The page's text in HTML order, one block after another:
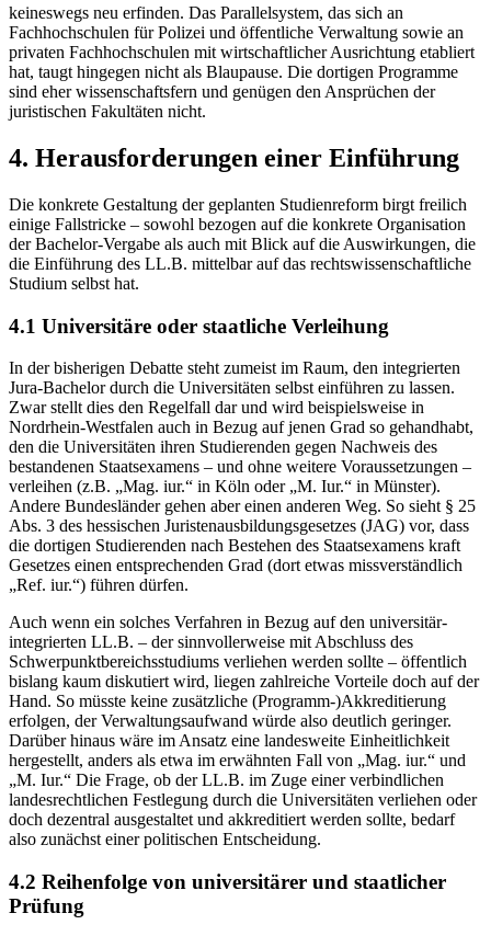
keineswegs neu erfinden. Das Parallelsystem, das sich an
Fachhochschulen für Polizei und öffentliche Verwaltung sowie an
privaten Fachhochschulen mit wirtschaftlicher Ausrichtung etabliert
hat, taugt hingegen nicht als Blaupause. Die dortigen Programme
sind eher wissenschaftsfern und genügen den Ansprüchen der
juristischen Fakultäten nicht.
4. Herausforderungen einer Einführung
Die konkrete Gestaltung der geplanten Studienreform birgt freilich
einige Fallstricke – sowohl bezogen auf die konkrete Organisation
der Bachelor-Vergabe als auch mit Blick auf die Auswirkungen, die
die Einführung des LL.B. mittelbar auf das rechtswissenschaftliche
Studium selbst hat.
4.1 Universitäre oder staatliche Verleihung
In der bisherigen Debatte steht zumeist im Raum, den integrierten
Jura-Bachelor durch die Universitäten selbst einführen zu lassen.
Zwar stellt dies den Regelfall dar und wird beispielsweise in
Nordrhein-Westfalen auch in Bezug auf jenen Grad so gehandhabt,
den die Universitäten ihren Studierenden gegen Nachweis des
bestandenen Staatsexamens – und ohne weitere Voraussetzungen –
verleihen (z.B. „Mag. iur.“ in Köln oder „M. Iur.“ in Münster).
Andere Bundesländer gehen aber einen anderen Weg. So sieht § 25
Abs. 3 des hessischen Juristenausbildungsgesetzes (JAG) vor, dass
die dortigen Studierenden nach Bestehen des Staatsexamens kraft
Gesetzes einen entsprechenden Grad (dort etwas missverständlich
„Ref. iur.“) führen dürfen.
Auch wenn ein solches Verfahren in Bezug auf den universitär-
integrierten LL.B. – der sinnvollerweise mit Abschluss des
Schwerpunktbereichsstudiums verliehen werden sollte – öffentlich
bislang kaum diskutiert wird, liegen zahlreiche Vorteile doch auf der
Hand. So müsste keine zusätzliche (Programm-)Akkreditierung
erfolgen, der Verwaltungsaufwand würde also deutlich geringer.
Darüber hinaus wäre im Ansatz eine landesweite Einheitlichkeit
hergestellt, anders als etwa im erwähnten Fall von „Mag. iur.“ und
„M. Iur.“ Die Frage, ob der LL.B. im Zuge einer verbindlichen
landesrechtlichen Festlegung durch die Universitäten verliehen oder
doch dezentral ausgestaltet und akkreditiert werden sollte, bedarf
also zunächst einer politischen Entscheidung.
4.2 Reihenfolge von universitärer und staatlicher
Prüfung